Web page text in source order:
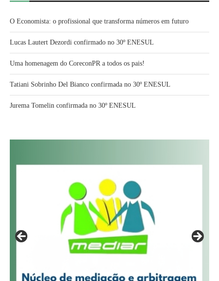
O Economista: o profissional que transforma números em futuro
Lucas Lautert Dezordi confirmado no 30º ENESUL
Uma homenagem do CoreconPR a todos os pais!
Tatiani Sobrinho Del Bianco confirmada no 30º ENESUL
Jurema Tomelin confirmada no 30º ENESUL